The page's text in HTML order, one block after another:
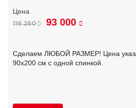
116 250 93 000
Сделаем ЛЮБОЙ РАЗМЕР! Цена
90х200 см с одной спинкой.